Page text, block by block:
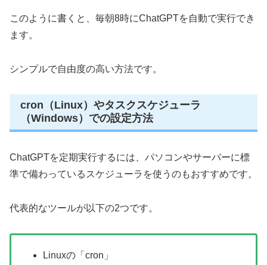
このように書くと、毎朝8時にChatGPTを自動で実行でき
ます。
シンプルで自由度の高い方法です。
cron（Linux）やタスクスケジューラ
（Windows）での設定方法
ChatGPTを定期実行するには、パソコンやサーバーに標
準で備わっているスケジューラを使うのもおすすめです。
代表的なツールが以下の2つです。
Linuxの「cron」